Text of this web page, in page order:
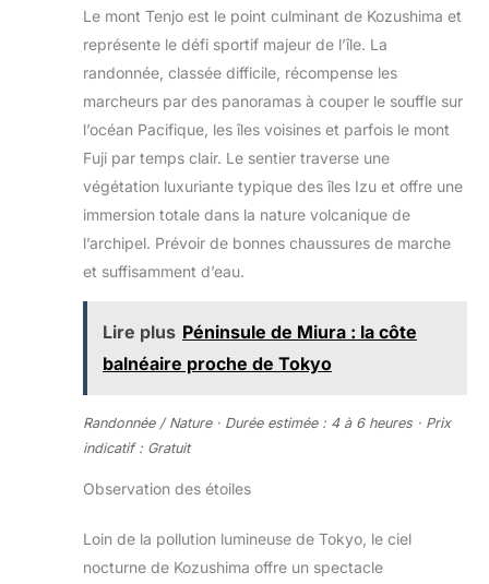
Le mont Tenjo est le point culminant de Kozushima et
représente le défi sportif majeur de l’île. La
randonnée, classée difficile, récompense les
marcheurs par des panoramas à couper le souffle sur
l’océan Pacifique, les îles voisines et parfois le mont
Fuji par temps clair. Le sentier traverse une
végétation luxuriante typique des îles Izu et offre une
immersion totale dans la nature volcanique de
l’archipel. Prévoir de bonnes chaussures de marche
et suffisamment d’eau.
Lire plus Péninsule de Miura : la côte
balnéaire proche de Tokyo
Randonnée / Nature · Durée estimée : 4 à 6 heures · Prix
indicatif : Gratuit
Observation des étoiles
Loin de la pollution lumineuse de Tokyo, le ciel
nocturne de Kozushima offre un spectacle